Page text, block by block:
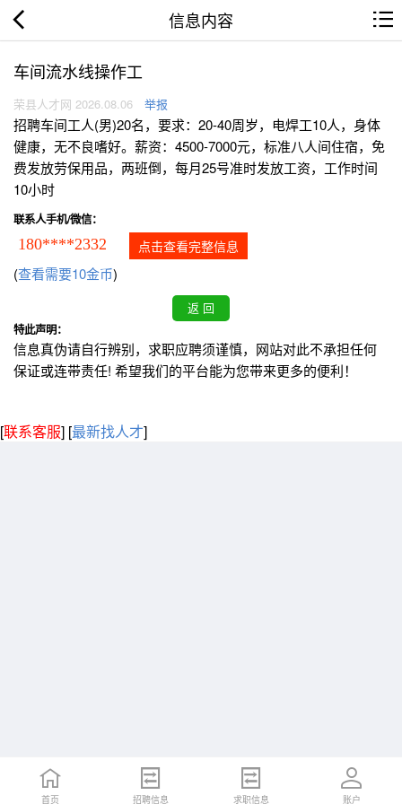
信息内容
车间流水线操作工
荣县人才网 2026.08.06 举报
招聘车间工人(男)20名，要求：20-40周岁，电焊工10人，身体
健康，无不良嗜好。薪资：4500-7000元，标准八人间住宿，免
费发放劳保用品，两班倒，每月25号准时发放工资，工作时间
10小时
联系人手机/微信：
180****2332 点击查看完整信息
(查看需要10金币)
特此声明：
信息真伪请自行辨别，求职应聘须谨慎，网站对此不承担任何
保证或连带责任! 希望我们的平台能为您带来更多的便利！
[联系客服] [最新找人才]
首页 招聘信息 求职信息 账户